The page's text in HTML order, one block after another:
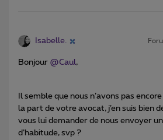
Isabelle.
Bonjour ​ @Caul,
Il semble que nous n’avons pas
la part de votre avocat, j’en suis bien
vous lui demander de nous envoyer
d’habitude, svp ?